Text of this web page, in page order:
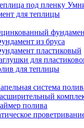
под пленку
для теплицы
из бруса
пластиковый
для
для теплицы
система
полива